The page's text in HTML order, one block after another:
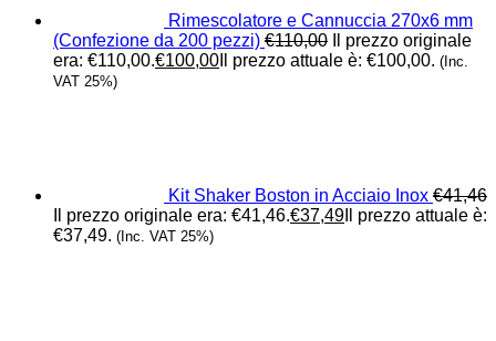
Rimescolatore e Cannuccia 270x6 mm
(Confezione da 200 pezzi) €110,00
Il prezzo originale
era: €110,00.€100,00 Il prezzo attuale è: €100,00. (Inc.
VAT 25%)
Kit Shaker Boston in Acciaio Inox €41,46
Il prezzo originale era: €41,46.€37,49 Il prezzo attuale è:
€37,49. (Inc. VAT 25%)